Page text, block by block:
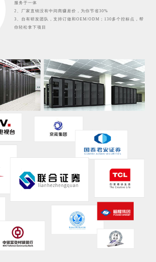
服务于一体
2、厂家直销没有中间商赚差价，为你节省30%
3、自有研发团队，支持订做和OEM/ODM；130多个控标点，帮
你轻松拿下项目